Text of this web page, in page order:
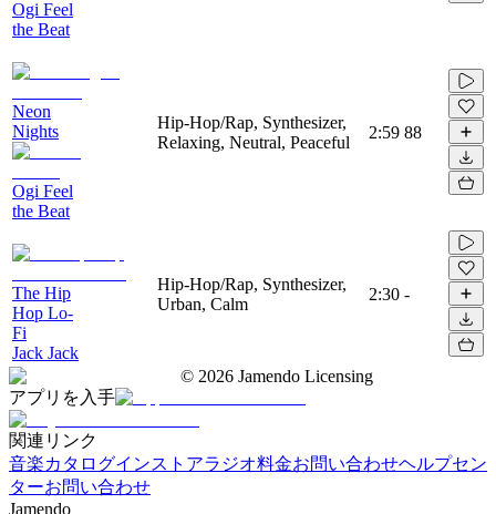
Ogi Feel
the Beat
Neon
Nights
Ogi Feel
the Beat
Hip-Hop/Rap, Synthesizer,
Relaxing, Neutral, Peaceful
2:59 88
The Hip
Hop Lo-
Fi
Jack Jack
Hip-Hop/Rap, Synthesizer,
Urban, Calm
2:30 -
© 2026 Jamendo Licensing
アプリを入手
関連リンク
音楽カタログインストアラジオ料金お問い合わせヘルプセン
ターお問い合わせ
Jamendo